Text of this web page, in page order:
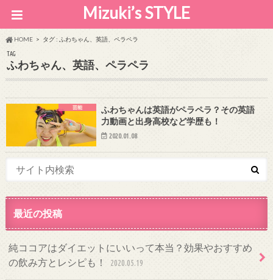
Mizuki’s STYLE
HOME タグ : ふわちゃん、英語、ペラペラ
TAG
ふわちゃん、英語、ペラペラ
芸能
ふわちゃんは英語がペラペラ？その英語
力動画と出身高校など学歴も！
2020.01.08
最近の投稿
純ココアはダイエットにいいって本当？効果やおすすめ
の飲み方とレシピも！
2020.05.19